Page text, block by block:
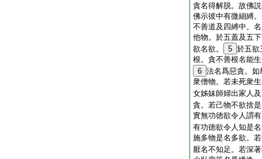
貪名得解脱。故佛
佛示彼中有微細縛
不善道及四縛中。
他物。於五蓋及五
欲名欲。
5 於五欲
根。貪不善根名能
6 法名爲惡貪。
衆僧物。若未死衆
女姊妹師婦出家人
貪。若己物不欲捨
實無功徳欲令人謂
有功徳欲令人知是
施多物是名多欲。
厭名不知足。若深